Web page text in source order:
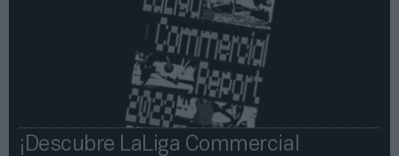
¡Descubre LaLiga Commercial